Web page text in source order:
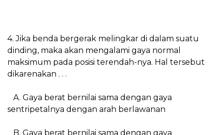
4. Jika benda bergerak melingkar di dalam suatu
dinding, maka akan mengalami gaya normal
maksimum pada posisi terendah-nya. Hal tersebut
dikarenakan . . .
A. Gaya berat bernilai sama dengan gaya
sentripetalnya dengan arah berlawanan
B. Gaya berat bernilai sama dengan gaya